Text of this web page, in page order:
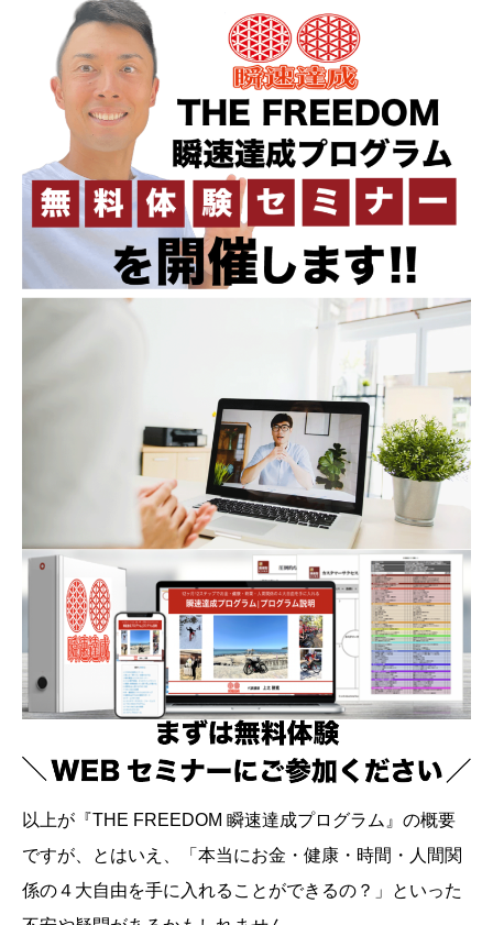
以上が『THE FREEDOM 瞬速達成プログラム』の概要
ですが、とはいえ、「本当にお金・健康・時間・人間関
係の４大自由を手に入れることができるの？」といった